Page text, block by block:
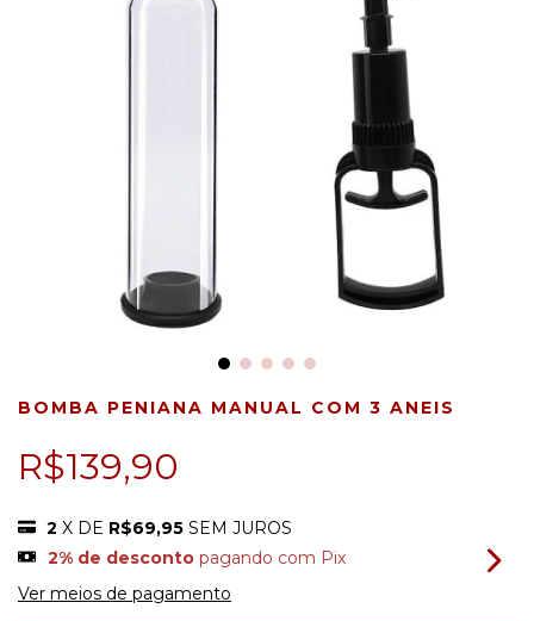
BOMBA PENIANA MANUAL COM 3 ANEIS
R$139,90
2 X DE R$69,95 SEM JUROS
2% de desconto pagando com Pix
Ver meios de pagamento